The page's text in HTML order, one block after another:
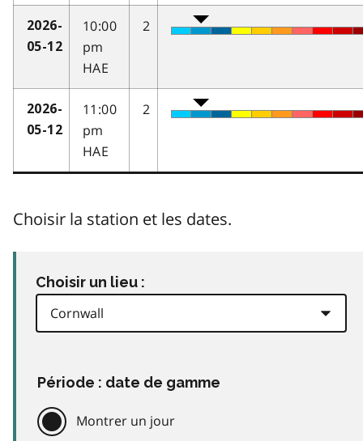
2026-
05-12
10:00
pm
HAE
2
2026-
05-12
11:00
pm
HAE
2
Choisir la station et les dates.
Choisir un lieu :
Période : date de gamme
Montrer un jour